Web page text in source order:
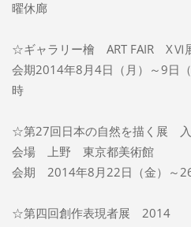
曜休廊
☆ギャラリー檜 ART FAIR XⅥ
会期2014年8月4日（月）～9日
時
☆第27回日本の自然を描く展
会場 上野 東京都美術館
会期 2014年8月22日（金）～26
☆第四回創作表現者展 2014